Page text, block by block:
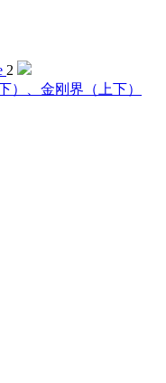
2
）、金刚界（上下）